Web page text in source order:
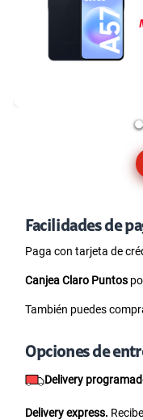
Facilidades de
Paga con tarjeta de
Canjea Claro Puntos
También puedes
Opciones de
Delivery
Delivery express.